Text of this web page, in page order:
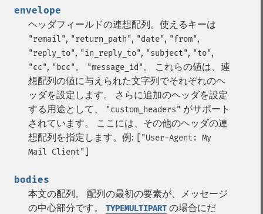
envelope
ヘッダフィールドの連想配列。使えるキーは
"remail", "return_path", "date", "from",
"reply_to", "in_reply_to", "subject", "to",
"cc", "bcc"。 "message_id"。 これらの値は、連
想配列の値に与えられた文字列でそれぞれのヘ
ッダを設定します。 さらに追加のヘッダを設定
する用途として、
"custom_headers" がサポート
されています。 ここには、その他のヘッダの連
想配列を指定します。例:
["User-Agent: My
Mail Client"]
bodies
本文の配列。 配列の最初の要素が、メッセージ
の中心部分です。 TYPEMULTIPART の場合にだ